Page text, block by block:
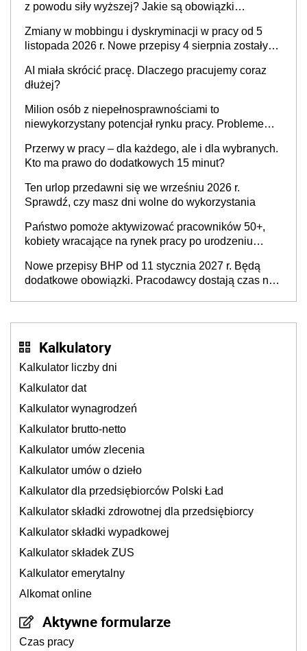
z powodu siły wyższej? Jakie są obowiązki
Zmiany w mobbingu i dyskryminacji w pracy od 5
listopada 2026 r. Nowe przepisy 4 sierpnia zostały
AI miała skrócić pracę. Dlaczego pracujemy coraz
dłużej?
Milion osób z niepełnosprawnościami to
niewykorzystany potencjał rynku pracy. Problemem
refundacji, ale bariery po stronie systemu i
świadomości pracodawców [WYWIAD]
Przerwy w pracy – dla każdego, ale i dla wybranych.
Kto ma prawo do dodatkowych 15 minut?
Ten urlop przedawni się we wrześniu 2026 r.
Sprawdź, czy masz dni wolne do wykorzystania
Państwo pomoże aktywizować pracowników 50+,
kobiety wracające na rynek pracy po urodzeniu
neuroatypowe. Powstanie Fundusz na rzecz
Inkluzywności w Zatrudnianiu?
Nowe przepisy BHP od 11 stycznia 2027 r. Będą
dodatkowe obowiązki. Pracodawcy dostają czas na
Kalkulatory
Kalkulator liczby dni
Kalkulator dat
Kalkulator wynagrodzeń
Kalkulator brutto-netto
Kalkulator umów zlecenia
Kalkulator umów o dzieło
Kalkulator dla przedsiębiorców Polski Ład
Kalkulator składki zdrowotnej dla przedsiębiorcy
Kalkulator składki wypadkowej
Kalkulator składek ZUS
Kalkulator emerytalny
Alkomat online
Aktywne formularze
Czas pracy